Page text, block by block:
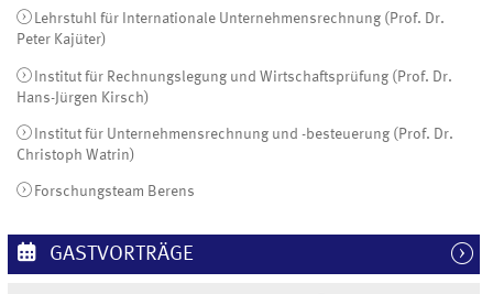
Lehrstuhl für Internationale Unternehmensrechnung (Prof. Dr.
Peter Kajüter)
Institut für Rechnungslegung und Wirtschaftsprüfung (Prof. Dr.
Hans-Jürgen Kirsch)
Institut für Unternehmensrechnung und -besteuerung (Prof. Dr.
Christoph Watrin)
Forschungsteam Berens
GASTVORTRÄGE